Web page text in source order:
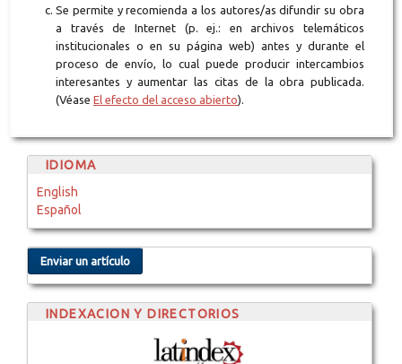
Se permite y recomienda a los autores/as difundir su obra
a través de Internet (p. ej.: en archivos telemáticos
institucionales o en su página web) antes y durante el
proceso de envío, lo cual puede producir intercambios
interesantes y aumentar las citas de la obra publicada.
(Véase El efecto del acceso abierto).
IDIOMA
English
Español
Enviar un artículo
INDEXACION Y DIRECTORIOS